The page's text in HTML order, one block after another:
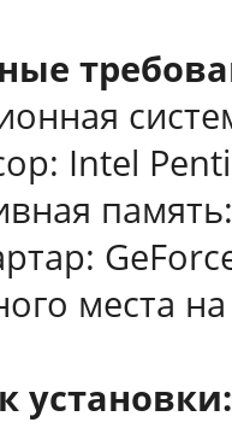
Intel
места
установки: